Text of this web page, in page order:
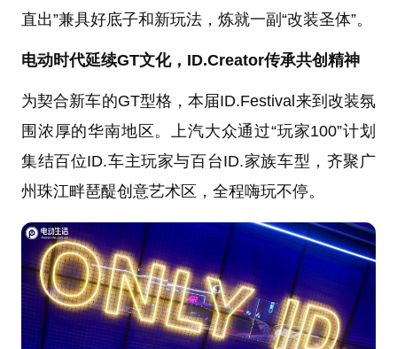
直出”兼具好底子和新玩法，炼就一副“改装圣体”。
电动时代延续GT文化，ID.Creator传承共创精神
为契合新车的GT型格，本届ID.Festival来到改装氛
围浓厚的华南地区。上汽大众通过“玩家100”计划
集结百位ID.车主玩家与百台ID.家族车型，齐聚广
州珠江畔琶醍创意艺术区，全程嗨玩不停。